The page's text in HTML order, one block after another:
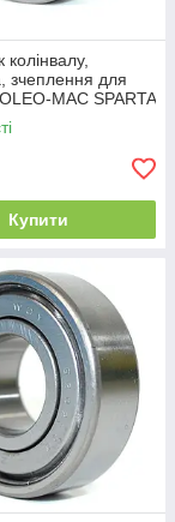
колінвалу,
зчеплення для
MAC SPARTA
37, SPARTA 38,
Купити